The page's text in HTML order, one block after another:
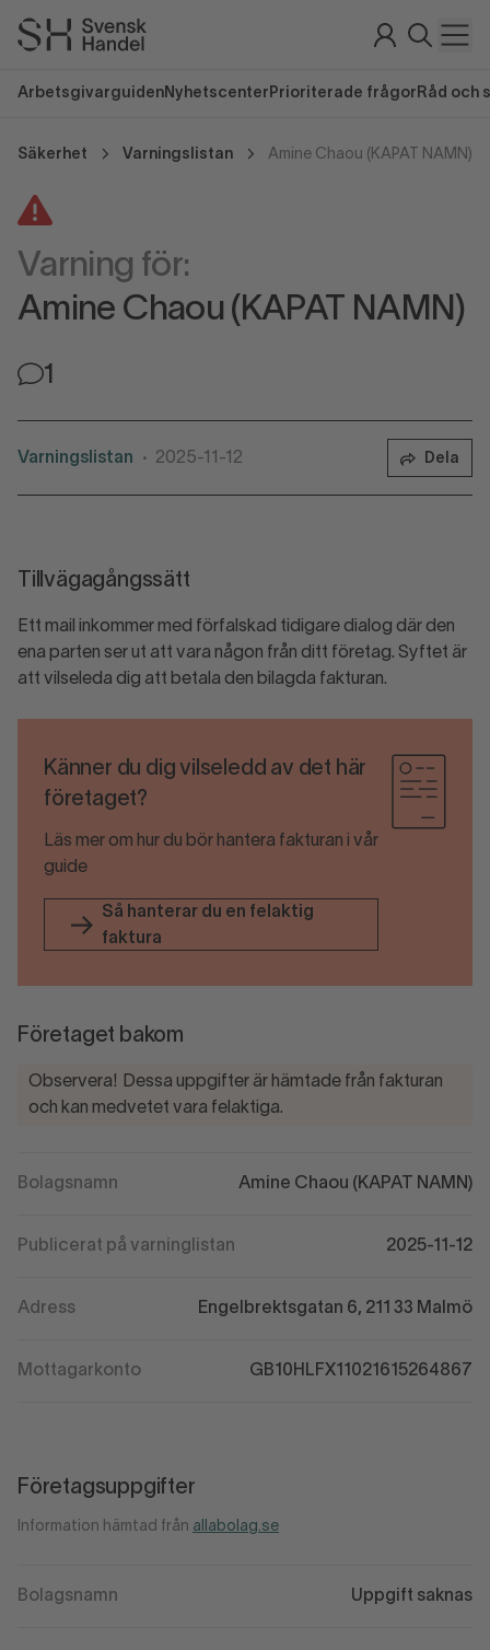
Arbetsgivarguiden Nyhetscenter Prioriterade frågor Råd och
Säkerhet Varningslistan Amine Chaou (KAPAT NAMN)
Varning för:
Amine Chaou (KAPAT NAMN)
1
Varningslistan • 2025-11-12 Dela
Tillvägagångssätt
Ett mail inkommer med förfalskad tidigare dialog där den
ena parten ser ut att vara någon från ditt företag. Syftet är
att vilseleda dig att betala den bilagda fakturan.
Känner du dig vilseledd av det här
företaget?
Läs mer om hur du bör hantera fakturan i vår
guide
Så hanterar du en felaktig
faktura
Företaget bakom
Observera! Dessa uppgifter är hämtade från fakturan
och kan medvetet vara felaktiga.
Bolagsnamn Amine Chaou (KAPAT NAMN)
Publicerat på varninglistan 2025-11-12
Adress Engelbrektsgatan 6, 211 33 Malmö
Mottagarkonto GB10HLFX11021615264867
Företagsuppgifter
Information hämtad från allabolag.se
Bolagsnamn Uppgift saknas